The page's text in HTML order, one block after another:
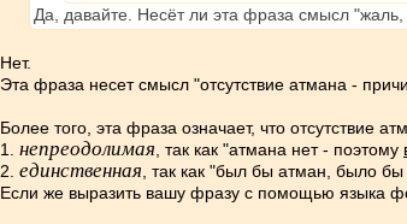
Да, давайте. Несёт ли эта фраза смысл "жаль,
Нет.
Эта фраза несет смысл "отсутствие атмана -
Более того, эта фраза означает, что отсутствие
1. непреодолимая , так как "атмана нет - поэтому
2. единственная , так как "был бы атман, было
Если же выразить вашу фразу с помощью языка